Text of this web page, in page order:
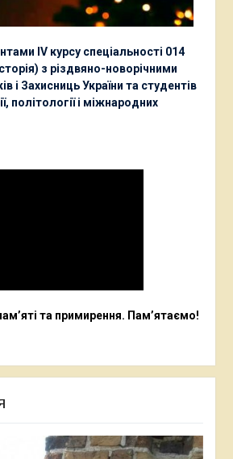
ІV курсу спеціальності 014
з різдвяно-новорічними
і Захисниць України та студентів
політології і міжнародних
та примирення. Пам’ятаємо!